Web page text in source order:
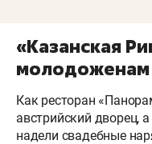
«Казанская
молодоженам
Как ресторан
австрийский дворец,
надели свадебные